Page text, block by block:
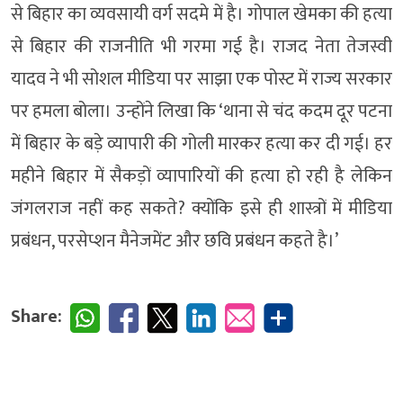
से बिहार का व्यवसायी वर्ग सदमे में है। गोपाल खेमका की हत्या
से बिहार की राजनीति भी गरमा गई है। राजद नेता तेजस्वी
यादव ने भी सोशल मीडिया पर साझा एक पोस्ट में राज्य सरकार
पर हमला बोला। उन्होंने लिखा कि ‘थाना से चंद कदम दूर पटना
में बिहार के बड़े व्यापारी की गोली मारकर हत्या कर दी गई। हर
महीने बिहार में सैकड़ों व्यापारियों की हत्या हो रही है लेकिन
जंगलराज नहीं कह सकते? क्योंकि इसे ही शास्त्रों में मीडिया
प्रबंधन, परसेप्शन मैनेजमेंट और छवि प्रबंधन कहते है।’
Share: